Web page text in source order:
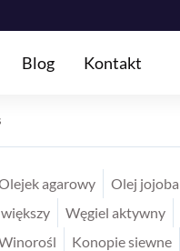
Blog Kontakt
agarowy Olej jojoba
Węgiel aktywny
Konopie siewne